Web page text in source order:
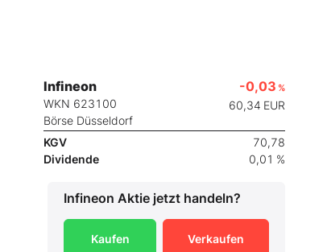
Infineon
WKN 623100
Börse Düsseldorf
-0,03 %
60,34 EUR
KGV
70,78
Dividende
0,01 %
Infineon Aktie jetzt handeln?
Kaufen Verkaufen